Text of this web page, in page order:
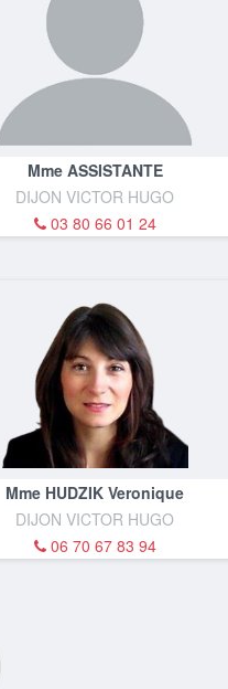
Mme ASSISTANTE
DIJON VICTOR HUGO
03 80 66 01 24
Mme HUDZIK Veronique
DIJON VICTOR HUGO
06 70 67 83 94